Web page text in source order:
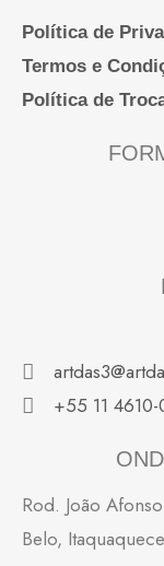
Política de
Termos e
Política de
+55 11
Rod. João
Belo,